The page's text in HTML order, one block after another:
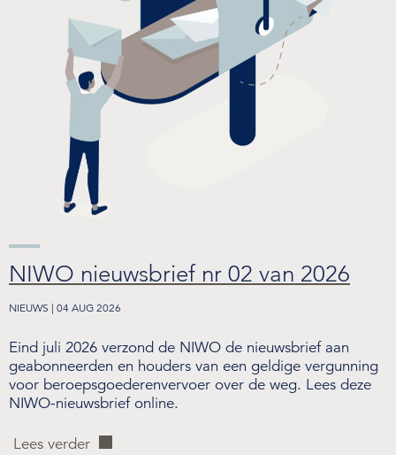
NIWO nieuwsbrief nr 02 van 2026
NIEUWS | 04 AUG 2026
Eind juli 2026 verzond de NIWO de nieuwsbrief aan
geabonneerden en houders van een geldige vergunning
voor beroepsgoederenvervoer over de weg. Lees deze
NIWO-nieuwsbrief online.
Lees verder